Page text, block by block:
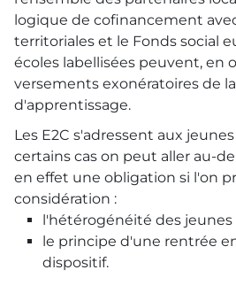
logique de cofinancement
territoriales et le Fonds social
écoles labellisées peuvent, en
versements exonératoires de
d'apprentissage.
Les E2C s'adressent aux
certains cas on peut aller au-
en effet une obligation si l'on
considération :
l'hétérogénéité des jeunes
le principe d'une rentrée
dispositif.